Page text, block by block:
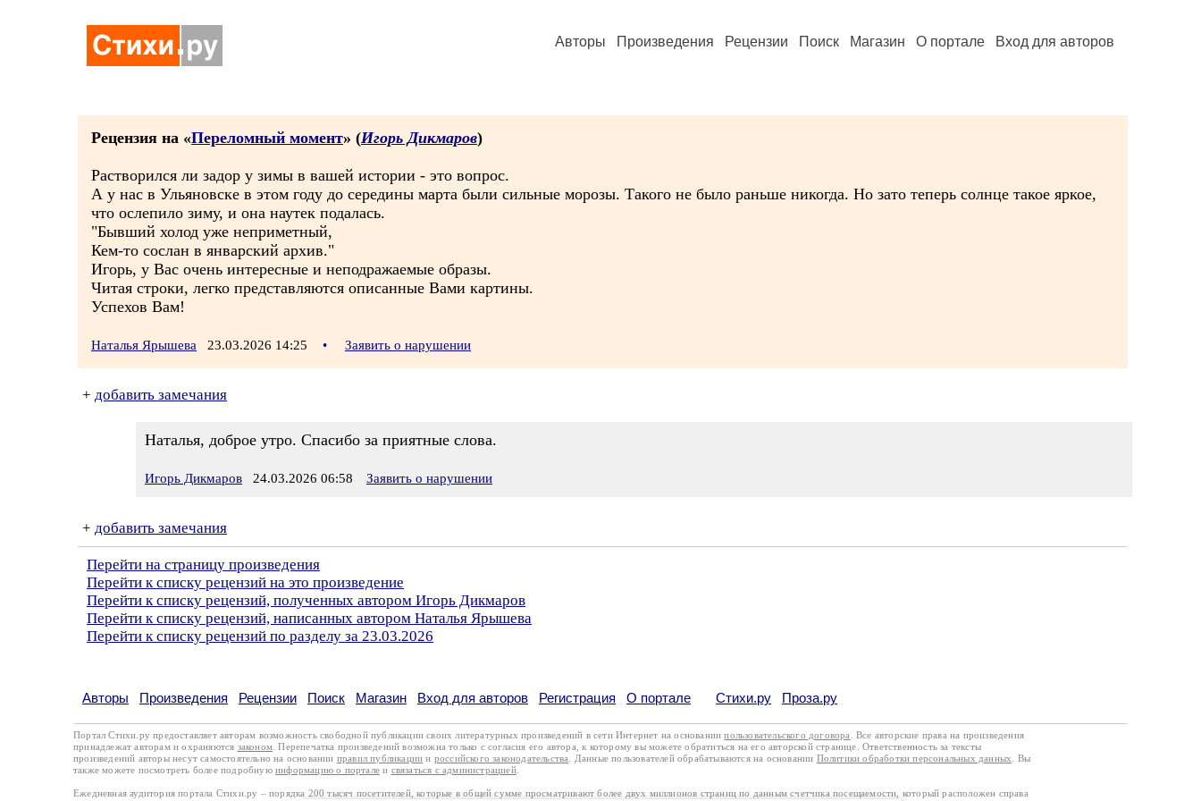
Авторы Произведения Рецензии Поиск Магазин О портале Вход для авторов
Рецензия на «Переломный момент» (Игорь Дикмаров)
Растворился ли задор у зимы в вашей истории - это вопрос.
А у нас в Ульяновске в этом году до середины марта были сильные морозы. Такого не было раньше никогда. Но зато теперь солнце такое яркое,
что ослепило зиму, и она наутек подалась.
"Бывший холод уже неприметный,
Кем-то сослан в январский архив."
Игорь, у Вас очень интересные и неподражаемые образы.
Читая строки, легко представляются описанные Вами картины.
Успехов Вам!
Наталья Ярышева 23.03.2026 14:25 • Заявить о нарушении
+ добавить замечания
Наталья, доброе утро. Спасибо за приятные слова.
Игорь Дикмаров 24.03.2026 06:58 Заявить о нарушении
+ добавить замечания
Перейти на страницу произведения
Перейти к списку рецензий на это произведение
Перейти к списку рецензий, полученных автором Игорь Дикмаров
Перейти к списку рецензий, написанных автором Наталья Ярышева
Перейти к списку рецензий по разделу за 23.03.2026
Авторы Произведения Рецензии Поиск Магазин Вход для авторов Регистрация О портале Стихи.ру Проза.ру
Портал Стихи.ру предоставляет авторам возможность свободной публикации своих литературных произведений в сети Интернет на основаниипользовательского договора
. Все авторские права на произведения
принадлежат авторам и охраняются законом . Перепечатка произведений возможна только с согласия его автора, к которому вы можете обратиться на его авторской странице. Ответственность за тексты
произведений авторы несут самостоятельно на основании правил публикации и российского законодательства . Данные пользователей обрабатываются на основании Политики обработки персональных данных
. Вы
также можете посмотреть более подробную информацию о портале и связаться с администрацией.
Ежедневная аудитория портала Стихи.ру – порядка 200 тысяч посетителей, которые в общей сумме просматривают более двух миллионов страниц по данным счетчика посещаемости, который расположен справа